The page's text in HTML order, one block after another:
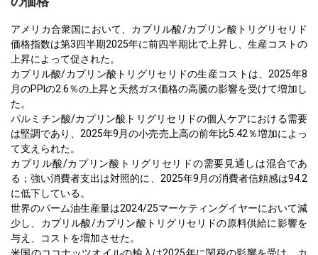
アメリカ合衆国において、カプリル酸/カプリン酸トリグリセリド
価格指数は第3四半期2025年に前四半期比で上昇し、生産コストの
上昇によって促された。
カプリル酸/カプリン酸トリグリセリドの生産コストは、2025年8
月のPPIの2.6％の上昇と天然ガス価格の高騰の影響を受けて増加し
た。
パルミチン酸/カプリン酸トリグリセリドの個人ケアにおける需要
は堅調であり、2025年9月の小売売上高の前年比5.42％増加によっ
て支えられた。
カプリル酸/カプリン酸トリグリセリドの需要見通しは混合であ
る；強い消費者支出は対照的に、2025年9月の消費者信頼感は94.2
に低下している。
世界のパーム油生産量は2024/25マーケティングイヤーにおいて減
少し、カプリル酸/カプリン酸トリグリセリドの原料供給に影響を
与え、コストを増加させた。